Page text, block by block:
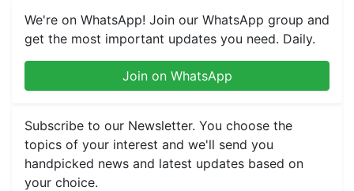
We're on WhatsApp! Join our WhatsApp group and
get the most important updates you need. Daily.
Join on WhatsApp
Subscribe to our Newsletter. You choose the
topics of your interest and we'll send you
handpicked news and latest updates based on
your choice.